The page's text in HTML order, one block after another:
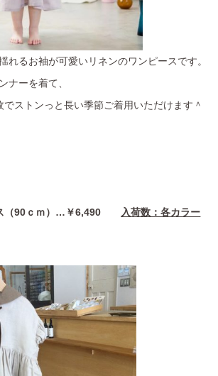
れるお袖が可愛いリネンのワンピースです。
ナーを着て、
ストンっと長い季節ご着用いただけます＾
（90ｃｍ）…￥6,490
入荷数：各カラー